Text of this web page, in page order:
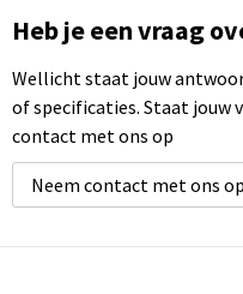
Heb je een vraag
Wellicht staat jouw
of specificaties. Staat jouw
contact met ons op
Neem contact met ons op